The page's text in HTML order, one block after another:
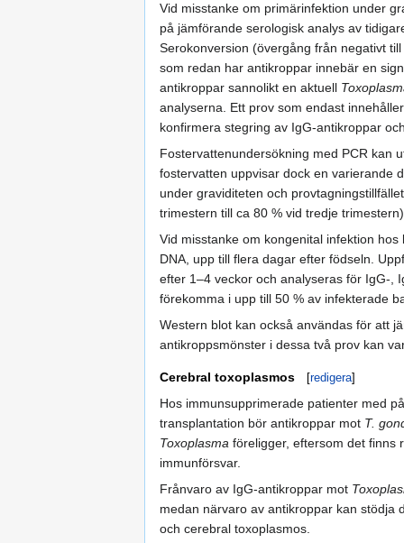
Vid misstanke om primärinfektion under
på jämförande serologisk analys av
Serokonversion (övergång från negativt
som redan har antikroppar innebär en
antikroppar sannolikt en aktuell
analyserna. Ett prov som endast
konfirmera stegring av IgG-antikroppar
Fostervattenundersökning med PCR kan
fostervatten uppvisar dock en varierande
under graviditeten och
trimestern till ca 80 % vid tredje
Vid misstanke om kongenital infektion
DNA, upp till flera dagar efter födseln.
efter 1–4 veckor och analyseras för IgG-,
förekomma i upp till 50 % av infekterade
Western blot kan också användas för att
antikroppsmönster i dessa två prov kan
Cerebral toxoplasmos [redigera]
Hos immunsupprimerade patienter med
transplantation bör antikroppar mot T.
Toxoplasma föreligger, eftersom det finns
immunförsvar.
Frånvaro av IgG-antikroppar mot
medan närvaro av antikroppar kan stödja
och cerebral toxoplasmos.